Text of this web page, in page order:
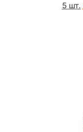
5 шт.